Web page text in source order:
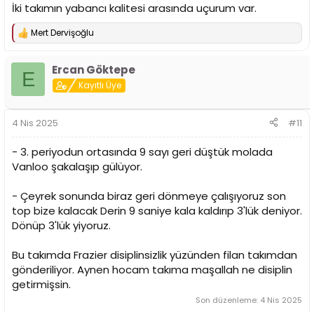
İki takımın yabancı kalitesi arasında uçurum var.
T
p
l
:
Mert Dervişoğlu
E Ercan Göktepe
Kayıtlı Üye
4 Nis 2025 #11
- 3. periyodun ortasında 9 sayı geri düştük molada
Vanloo şakalaşıp gülüyor.
- Çeyrek sonunda biraz geri dönmeye çalışıyoruz son
top bize kalacak Derin 9 saniye kala kaldırıp 3'lük deniyor.
Dönüp 3'lük yiyoruz.
Bu takımda Frazier disiplinsizlik yüzünden filan takımdan
gönderiliyor. Aynen hocam takıma maşallah ne disiplin
getirmişsin.
Son düzenleme: 4 Nis 2025